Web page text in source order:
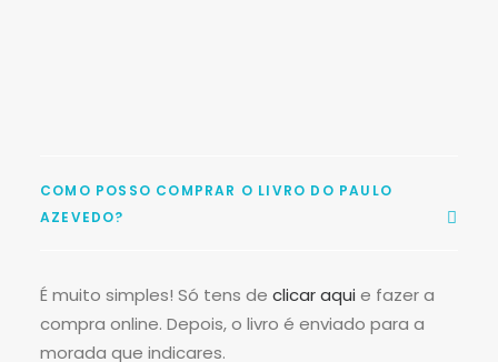
COMO POSSO COMPRAR O LIVRO DO PAULO
AZEVEDO?
É muito simples! Só tens de clicar aqui e fazer a
compra online. Depois, o livro é enviado para a
morada que indicares.